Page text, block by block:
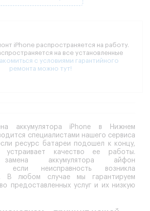
iPhone распространяется на работу.
на все установленные
с условиями гарантийного
ремонта можно тут!
аккумулятора iPhone в Нижнем
специалистами нашего сервиса
ресурс батареи подошел к концу,
качество ее работы.
замена аккумулятора айфон
если неисправность возникла
В любом случае мы гарантируем
предоставленных услуг и их низкую